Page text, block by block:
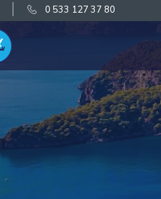
0 533 127 37 80